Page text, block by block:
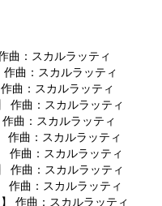
：スカルラッティ
曲：スカルラッティ
：スカルラッティ
曲：スカルラッティ
曲：スカルラッティ
曲：スカルラッティ
曲：スカルラッティ
曲：スカルラッティ
曲：スカルラッティ
作曲：スカルラッティ